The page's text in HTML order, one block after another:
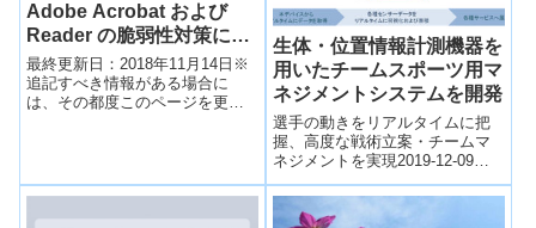
Adobe Acrobat および
Reader の脆弱性対策につ
いて(APSB18-40)(CVE-
2018-15979)
最終更新日：2018年11月14日※
追記すべき情報がある場合に
は、その都度このページを更新
生体・位置情報計測機器を
用いたチームスポーツ用マ
ネジメントシステムを開発
選手の動きをリアルタイムに把
握、高度な戦術立案・チームマ
ネジメントを実現2019-12-09
新エネルギー・産業技術総合開
発機構NEDOの「生体情報のリア
ルタイ...